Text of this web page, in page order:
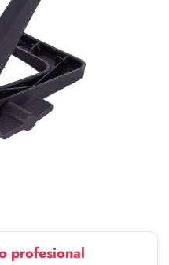
profesional